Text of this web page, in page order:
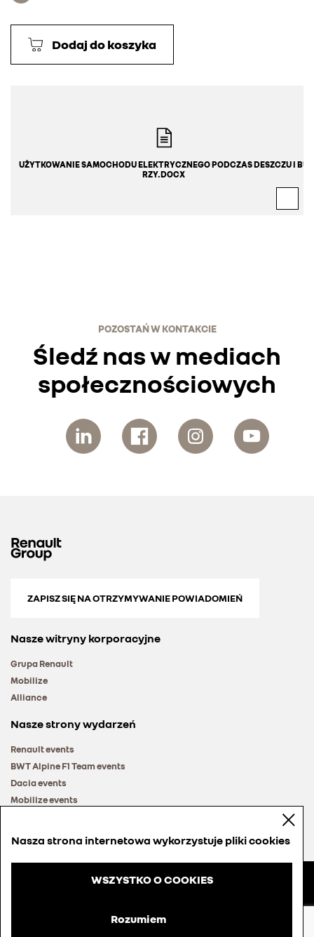
Dodaj do koszyka
UŻYTKOWANIE SAMOCHODU ELEKTRYCZNEGO PODCZAS DESZCZU I BU
RZY.DOCX
POZOSTAŃ W KONTAKCIE
Śledź nas w mediach
społecznościowych
ZAPISZ SIĘ NA OTRZYMYWANIE POWIADOMIEŃ
Nasze witryny korporacyjne
Grupa Renault
Mobilize
Alliance
Nasze strony wydarzeń
Renault events
BWT Alpine F1 Team events
Dacia events
Mobilize events
© Groupe Renault 2026
Nasza strona internetowa wykorzystuje pliki cookies
WSZYSTKO O COOKIES
Rozumiem